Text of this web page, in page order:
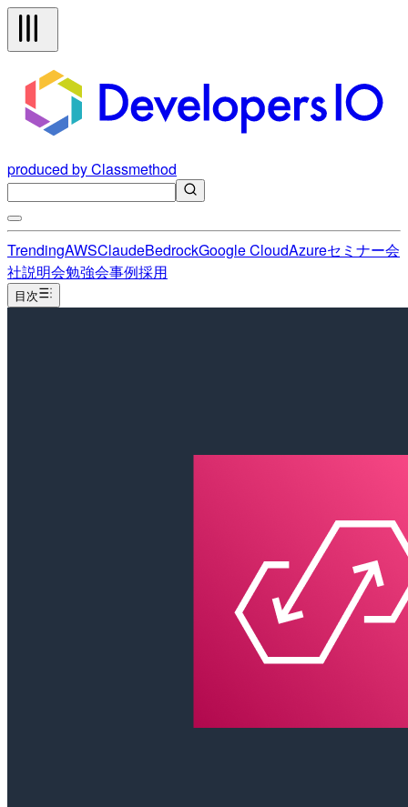
produced by Classmethod
TrendingAWSClaudeBedrockGoogle CloudAzureセミナー会
社説明会勉強会事例採用
目次